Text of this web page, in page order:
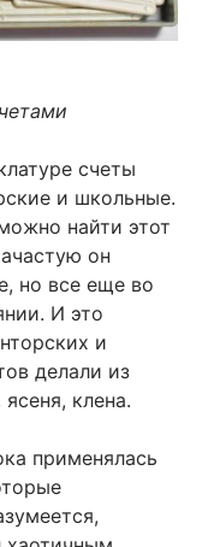
счеты
и школьные.
найти этот
он
но все еще во
И это
и
делали из
клена.
применялась